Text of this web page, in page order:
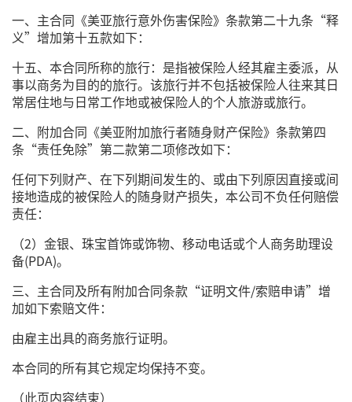
一、主合同《美亚旅行意外伤害保险》条款第二十九条“释
义”增加第十五款如下：
十五、本合同所称的旅行：是指被保险人经其雇主委派，从
事以商务为目的的旅行。该旅行并不包括被保险人往来其日
常居住地与日常工作地或被保险人的个人旅游或旅行。
二、附加合同《美亚附加旅行者随身财产保险》条款第四
条“责任免除”第二款第二项修改如下：
任何下列财产、在下列期间发生的、或由下列原因直接或间
接地造成的被保险人的随身财产损失，本公司不负任何赔偿
责任：
（2）金银、珠宝首饰或饰物、移动电话或个人商务助理设
备(PDA)。
三、主合同及所有附加合同条款“证明文件/索赔申请”增
加如下索赔文件：
由雇主出具的商务旅行证明。
本合同的所有其它规定均保持不变。
（此页内容结束）